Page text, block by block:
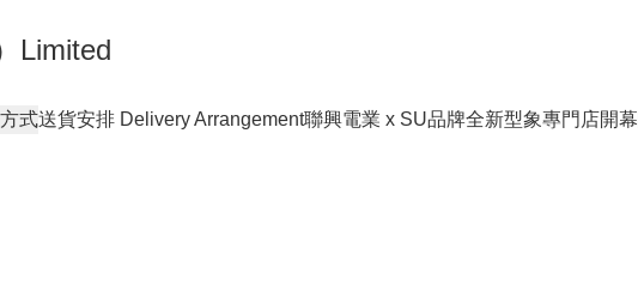
Limited
式送貨安排 Delivery Arrangement聯興電業 x SU品牌全新型象專門店開幕